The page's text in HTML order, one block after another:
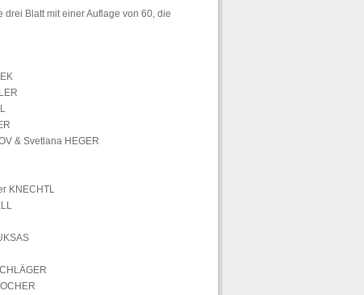
Blatt mit einer Auflage von 60, die
& Svetlana HEGER
KNECHTL